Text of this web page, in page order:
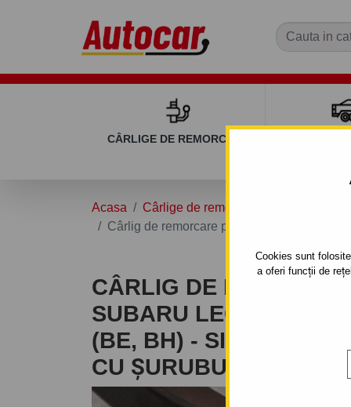
Cookies sunt
a oferi funcții de
CÂRLIGE DE REMORCARE
Acasa Cârlige de remorcare
Cârlig de remorcare pentru SUBARU
CÂRLIG DE
SUBARU LEGACY
(BE, BH) - SISTEM
CU ŞURUBURI - 1998/11